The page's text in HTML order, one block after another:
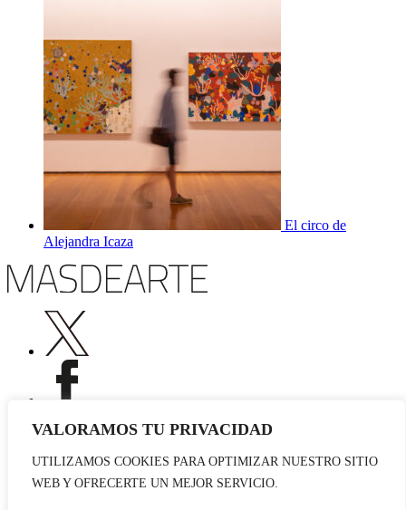
VALORAMOS TU PRIVACIDAD
UTILIZAMOS COOKIES PARA OPTIMIZAR NUESTRO SITIO
WEB Y OFRECERTE UN MEJOR SERVICIO.
El circo de
Alejandra Icaza
Publicidad